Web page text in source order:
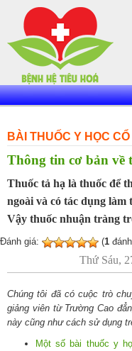
content
BÀI THUỐC Y HỌC
Thông tin cơ bản về
Thuốc tả hạ là thuốc để
ngoài và có tác dụng
Vậy thuốc nhuận tràng
Đánh giá: (1
Thứ Sáu,
Chúng tôi đã có cuộc trò
giảng viên từ Trường Cao
này cũng như cách sử dụng
Một số bài thuốc y